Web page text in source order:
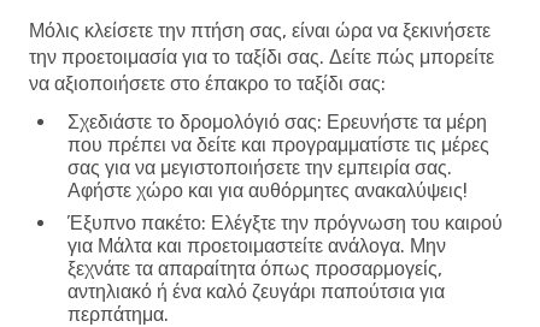
Μόλις κλείσετε την πτήση σας, είναι ώρα να ξεκινήσετε
την προετοιμασία για το ταξίδι σας. Δείτε πώς μπορείτε
να αξιοποιήσετε στο έπακρο το ταξίδι σας:
Σχεδιάστε το δρομολόγιό σας: Ερευνήστε τα μέρη
που πρέπει να δείτε και προγραμματίστε τις μέρες
σας για να μεγιστοποιήσετε την εμπειρία σας.
Αφήστε χώρο και για αυθόρμητες ανακαλύψεις!
Έξυπνο πακέτο: Ελέγξτε την πρόγνωση του καιρού
για Μάλτα και προετοιμαστείτε ανάλογα. Μην
ξεχνάτε τα απαραίτητα όπως προσαρμογείς,
αντηλιακό ή ένα καλό ζευγάρι παπούτσια για
περπάτημα.